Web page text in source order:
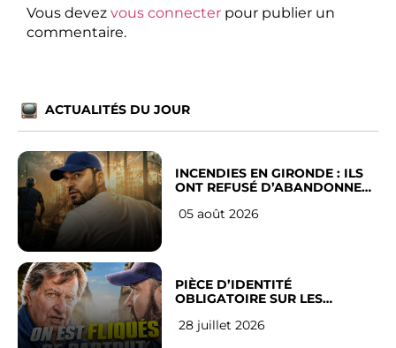
Vous devez vous connecter pour publier un
commentaire.
ACTUALITÉS DU JOUR
INCENDIES EN GIRONDE : ILS
ONT REFUSÉ D’ABANDONNER
05 août 2026
PIÈCE D’IDENTITÉ
OBLIGATOIRE SUR LES
Français
28 juillet 2026